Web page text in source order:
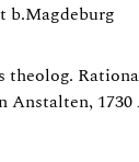
b.Magdeburg
Anstalten,